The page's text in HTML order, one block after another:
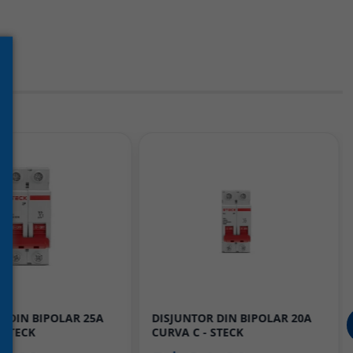
DIN BIPOLAR 25A
STECK
DISJUNTOR DIN BIPOLAR 20A
CURVA C - STECK